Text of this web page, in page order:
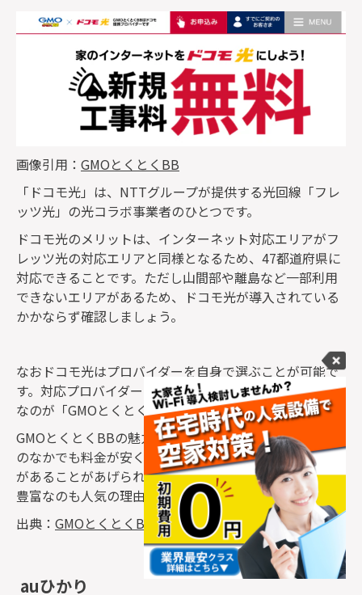
画像引用： GMOとくとくBB
「ドコモ光」は、NTTグループが提供する光回線「フレ
ッツ光」の光コラボ事業者のひとつです。
ドコモ光のメリットは、インターネット対応エリアがフ
レッツ光の対応エリアと同様となるため、47都道府県に
対応できることです。ただし山間部や離島など一部利用
できないエリアがあるため、ドコモ光が導入されている
かかならず確認しましょう。
なおドコモ光はプロバイダーを自身で選ぶことが可能で
す。対応プロバイダーは24社ありますが、なかでも人気
なのが「GMOとくとくBB」です。
GMOとくとくBBの魅力は、ドコモ光の全プロバイダー
のなかでも料金が安く、ネット回線の速度が速く安定性
があることがあげられます。また、各種キャンペーンが
豊富なのも人気の理由のひとつです。
出典： GMOとくとくBB
auひかり